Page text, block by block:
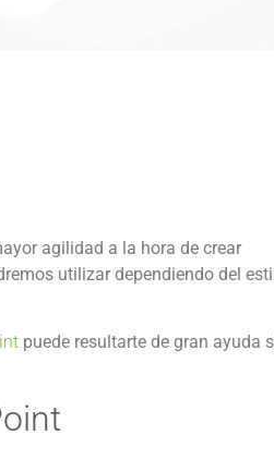
agilidad a la hora de crear
utilizar dependiendo del
puede resultarte de gran ayuda